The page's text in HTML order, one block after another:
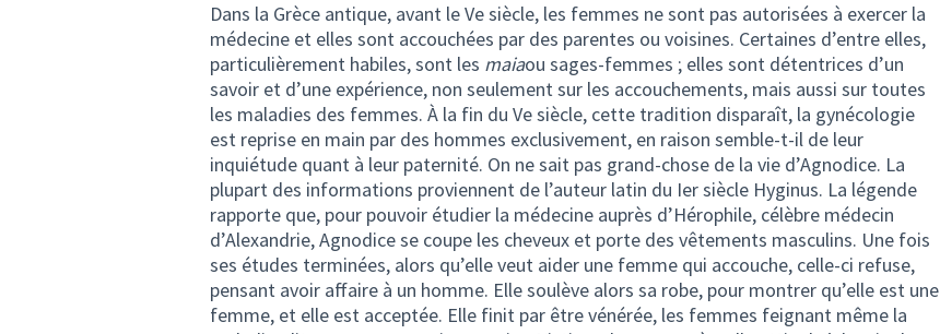
Dans la Grèce antique, avant le Ve siècle, les femmes ne sont pas autorisées à exercer la
médecine et elles sont accouchées par des parentes ou voisines. Certaines d’entre elles,
particulièrement habiles, sont les maiaou sages-femmes ; elles sont détentrices d’un
savoir et d’une expérience, non seulement sur les accouchements, mais aussi sur toutes
les maladies des femmes. À la fin du Ve siècle, cette tradition disparaît, la gynécologie
est reprise en main par des hommes exclusivement, en raison semble-t-il de leur
inquiétude quant à leur paternité. On ne sait pas grand-chose de la vie d’Agnodice. La
plupart des informations proviennent de l’auteur latin du Ier siècle Hyginus. La légende
rapporte que, pour pouvoir étudier la médecine auprès d’Hérophile, célèbre médecin
d’Alexandrie, Agnodice se coupe les cheveux et porte des vêtements masculins. Une fois
ses études terminées, alors qu’elle veut aider une femme qui accouche, celle-ci refuse,
pensant avoir affaire à un homme. Elle soulève alors sa robe, pour montrer qu’elle est une
femme, et elle est acceptée. Elle finit par être vénérée, les femmes feignant même la